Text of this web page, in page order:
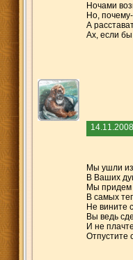
Ночами
Но,
А
Ах, если бы
Мы ушли
В Ваших
Мы придем
В самых
Не вините
Вы ведь
И не
Отпустите